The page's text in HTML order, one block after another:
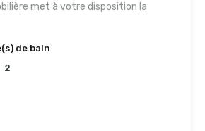
met à votre disposition la
de bain
2